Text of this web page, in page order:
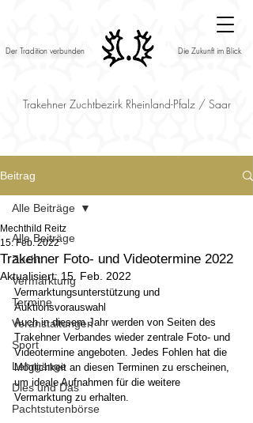
Der Tradition verbunden Die Zukunft im Blick
Trakehner Zuchtbezirk Rheinland-Pfalz / Saar
Beitrag
Alle Beiträge
Zucht
Vermarktung
Termine
Veranstaltungen
Sport
Lehrgänge
Dies und Das
Pachtstutenbörse
Alle Beiträge
Trakehner Foto- und Videotermine 2022
Mechthild Reitz
15. Feb. 2022
Aktualisiert: 15. Feb. 2022
Vermarktungsunterstützung und
Auktionsvorauswahl
Auch in diesem Jahr werden von Seiten des
Trakehner Verbandes wieder zentrale Foto- und
Videotermine angeboten. Jedes Fohlen hat die
Möglichkeit an diesen Terminen zu erscheinen,
um ideale Aufnahmen für die weitere
Vermarktung zu erhalten.